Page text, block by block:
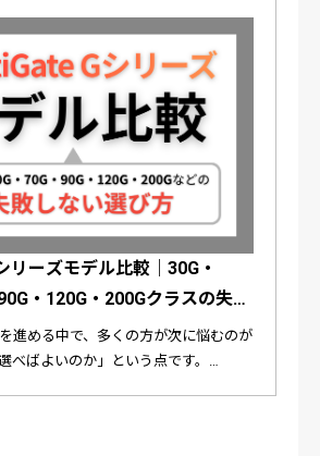
リーズモデル比較｜30G・
・120G・200Gクラスの失敗
進める中で、多くの方が次に悩むのが
べばよいのか」という点です。